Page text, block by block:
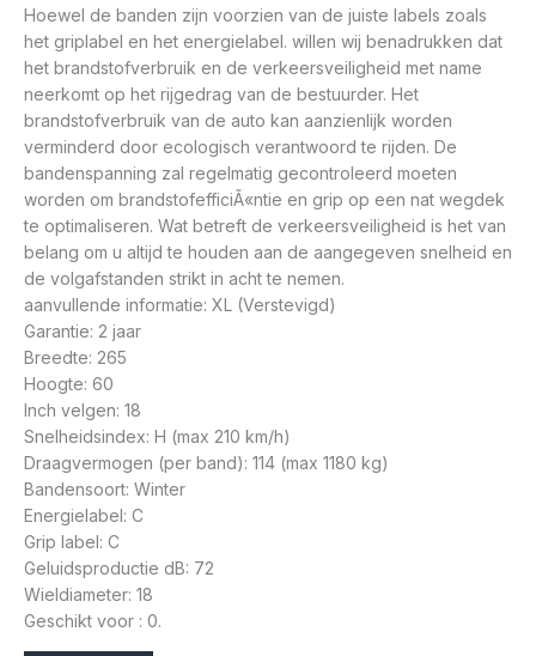
Hoewel de banden zijn voorzien van de juiste labels zoals
het griplabel en het energielabel. willen wij benadrukken dat
het brandstofverbruik en de verkeersveiligheid met name
neerkomt op het rijgedrag van de bestuurder. Het
brandstofverbruik van de auto kan aanzienlijk worden
verminderd door ecologisch verantwoord te rijden. De
bandenspanning zal regelmatig gecontroleerd moeten
worden om brandstofefficiÃ«ntie en grip op een nat wegdek
te optimaliseren. Wat betreft de verkeersveiligheid is het van
belang om u altijd te houden aan de aangegeven snelheid en
de volgafstanden strikt in acht te nemen.
aanvullende informatie: XL (Verstevigd)
Garantie: 2 jaar
Breedte: 265
Hoogte: 60
Inch velgen: 18
Snelheidsindex: H (max 210 km/h)
Draagvermogen (per band): 114 (max 1180 kg)
Bandensoort: Winter
Energielabel: C
Grip label: C
Geluidsproductie dB: 72
Wieldiameter: 18
Geschikt voor : 0.